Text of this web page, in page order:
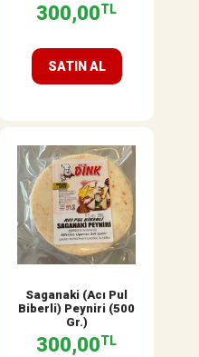
300,00TL
SATIN AL
Saganaki (Acı Pul
Biberli) Peyniri (500
Gr.)
300,00TL